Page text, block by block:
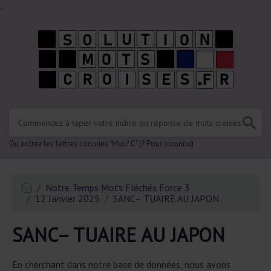
.
Ou entrez les lettres connues "Mus? C" (? Pour inconnu)
Notre Temps Mots Fléchés Force 3
12 Janvier 2025
SANC– TUAIRE AU JAPON
SANC– TUAIRE AU JAPON
En cherchant dans notre base de données, nous avons